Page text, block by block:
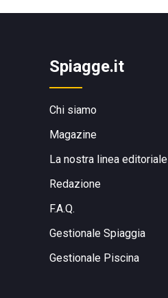
Spiagge.it
Chi siamo
Magazine
La nostra linea editoriale
Redazione
F.A.Q.
Gestionale Spiaggia
Gestionale Piscina